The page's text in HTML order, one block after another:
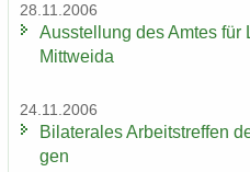
28.11.2006
Aus­stel­lung des Amtes für
Mitt­wei­da
24.11.2006
Bi­la­te­ra­les Ar­beits­tref­fen
gen